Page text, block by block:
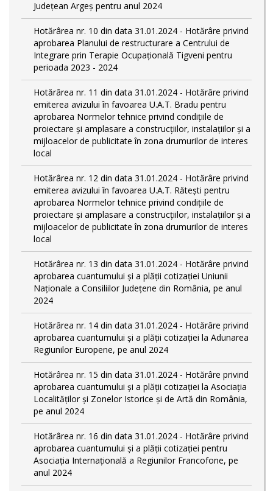
Județean Argeș pentru anul 2024
Hotărârea nr. 10 din data 31.01.2024 - Hotărâre privind
aprobarea Planului de restructurare a Centrului de
Integrare prin Terapie Ocupațională Tigveni pentru
perioada 2023 - 2024
Hotărârea nr. 11 din data 31.01.2024 - Hotărâre privind
emiterea avizului în favoarea U.A.T. Bradu pentru
aprobarea Normelor tehnice privind condiţiile de
proiectare şi amplasare a construcţiilor, instalaţiilor şi a
mijloacelor de publicitate în zona drumurilor de interes
local
Hotărârea nr. 12 din data 31.01.2024 - Hotărâre privind
emiterea avizului în favoarea U.A.T. Rătești pentru
aprobarea Normelor tehnice privind condiţiile de
proiectare şi amplasare a construcţiilor, instalaţiilor şi a
mijloacelor de publicitate în zona drumurilor de interes
local
Hotărârea nr. 13 din data 31.01.2024 - Hotărâre privind
aprobarea cuantumului și a plății cotizației Uniunii
Naționale a Consiliilor Județene din România, pe anul
2024
Hotărârea nr. 14 din data 31.01.2024 - Hotărâre privind
aprobarea cuantumului și a plății cotizației la Adunarea
Regiunilor Europene, pe anul 2024
Hotărârea nr. 15 din data 31.01.2024 - Hotărâre privind
aprobarea cuantumului și a plății cotizației la Asociația
Localităților și Zonelor Istorice și de Artă din România,
pe anul 2024
Hotărârea nr. 16 din data 31.01.2024 - Hotărâre privind
aprobarea cuantumului și a plății cotizației pentru
Asociația Internațională a Regiunilor Francofone, pe
anul 2024